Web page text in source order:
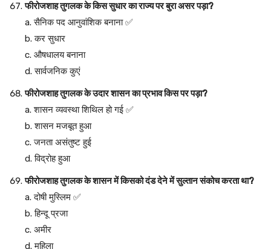
फीरोजशाह तुगलक के किस सुधार का राज्य पर बुरा असर पड़ा?
a. सैनिक पद आनुवांशिक बनाना ✅
b. कर सुधार
c. औषधालय बनाना
d. सार्वजनिक कुएं
फीरोजशाह तुगलक के उदार शासन का प्रभाव किस पर पड़ा?
a. शासन व्यवस्था शिथिल हो गई ✅
b. शासन मजबूत हुआ
c. जनता असंतुष्ट हुई
d. विद्रोह हुआ
फीरोजशाह तुगलक के शासन में किसको दंड देने में सुल्तान संकोच करता था?
a. दोषी मुस्लिम ✅
b. हिन्दू प्रजा
c. अमीर
d. महिला